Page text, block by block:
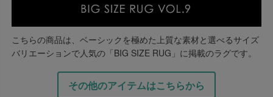
こちらの商品は、ベーシックを極めた上質な素材と選べるサイズ
バリエーションで人気の「BIG SIZE RUG」に掲載のラグです。
その他のアイテムはこちらから